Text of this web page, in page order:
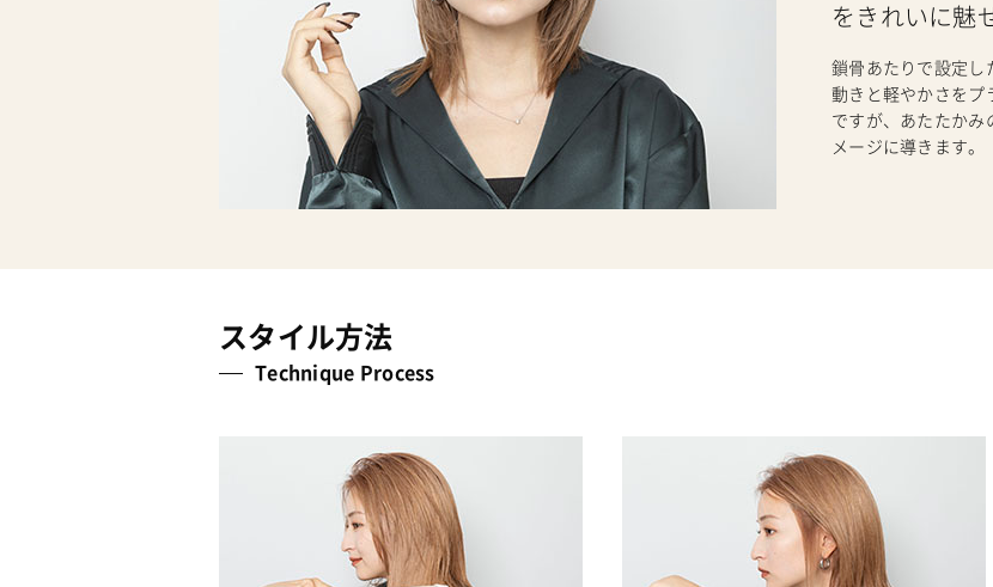
をきれいに魅
鎖骨あたりで設定し
動きと軽やかさをプ
ですが、あたたかみ
メージに導きます。
スタイル方法
Technique Process